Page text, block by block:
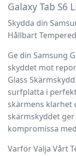
Galaxy Tab S6
Skydda din
Hållbart
Ge din Samsung
skyddet mot
Glass Skärmskydd
surfplatta i
skärmens klarhet
skärmskyddet
kompromissa
Varför Välja Vårt